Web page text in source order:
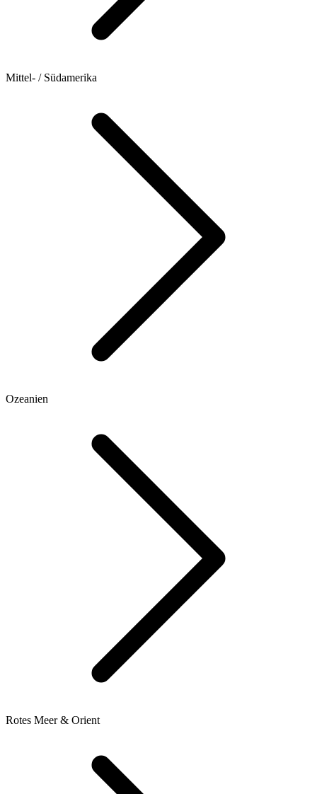
Mittel- / Südamerika
Ozeanien
Rotes Meer & Orient